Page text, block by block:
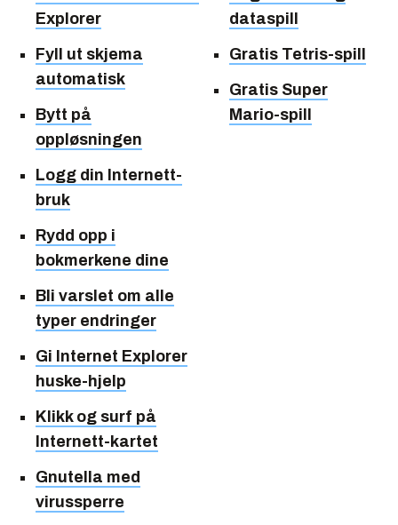
Explorer
Fyll ut skjema
automatisk
Bytt på
oppløsningen
Logg din Internett-
bruk
Rydd opp i
bokmerkene dine
Bli varslet om alle
typer endringer
Gi Internet Explorer
huske-hjelp
Klikk og surf på
Internett-kartet
Gnutella med
virussperre
dataspill
Gratis Tetris-spill
Gratis Super
Mario-spill